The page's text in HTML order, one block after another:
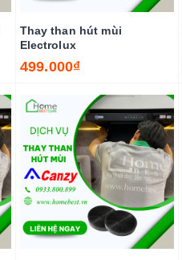
Thay than hút mùi
Electrolux
499.000₫